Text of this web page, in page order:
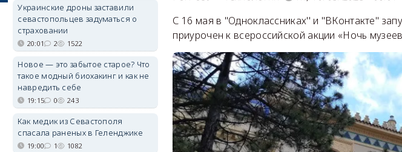
С 16 мая в "Одноклассниках'' и "ВКонтакте''
приурочен к всероссийской акции «Ночь
Украинские дроны заставили
севастопольцев задуматься о
страховании
20:01 2 1522
Новое — это забытое старое? Что
такое модный биохакинг и как не
навредить себе
19:15 0 243
Как медик из Севастополя
спасала раненых в Геленджике
19:00 1 1082